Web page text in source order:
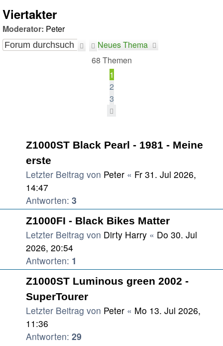
Viertakter
Moderator: Peter
Neues Thema
Suche
Erweiterte
Suche
68 Themen
1
2
3
Z1000ST Black Pearl - 1981 - Meine
erste
Letzter Beitrag von Peter « Fr 31. Jul 2026,
14:47
Antworten: 3
Z1000FI - Black Bikes Matter
Letzter Beitrag von Dirty Harry « Do 30. Jul
2026, 20:54
Antworten: 1
Z1000ST Luminous green 2002 -
SuperTourer
Letzter Beitrag von Peter « Mo 13. Jul 2026,
11:36
Antworten: 29